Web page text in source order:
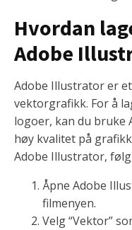
Hvordan
Adobe
Adobe Illustrator er
vektorgrafikk. For å
logoer, kan du bruke
høy kvalitet på
Adobe Illustrator,
Åpne Adobe
filmenyen.
Velg “Vektor”